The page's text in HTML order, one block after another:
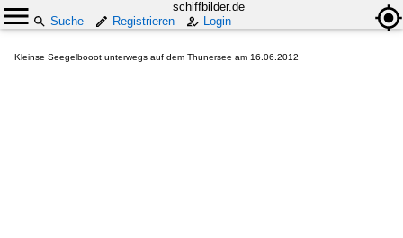
schiffbilder.de
Suche
Registrieren Login
Kleinse Seegelbooot unterwegs auf dem Thunersee am 16.06.2012